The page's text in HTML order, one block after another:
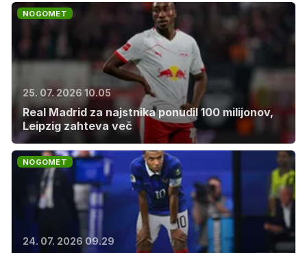
NOGOMET
25. 07. 2026 10.05
Real Madrid za najstnika ponudil 100 milijonov,
Leipzig zahteva več
NOGOMET
24. 07. 2026 09.29